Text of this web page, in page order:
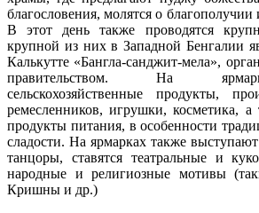
благословения, молятся о
В этот день также проводятся
крупной из них в Западной Бенгалии
Калькутте «Бангла-санджит-мела»,
правительством. На
сельскохозяйственные продукты,
ремесленников, игрушки, косметика, а
продукты питания, в особенности
сладости. На ярмарках также
танцоры, ставятся театральные и
народные и религиозные мотивы
Кришны и др.)